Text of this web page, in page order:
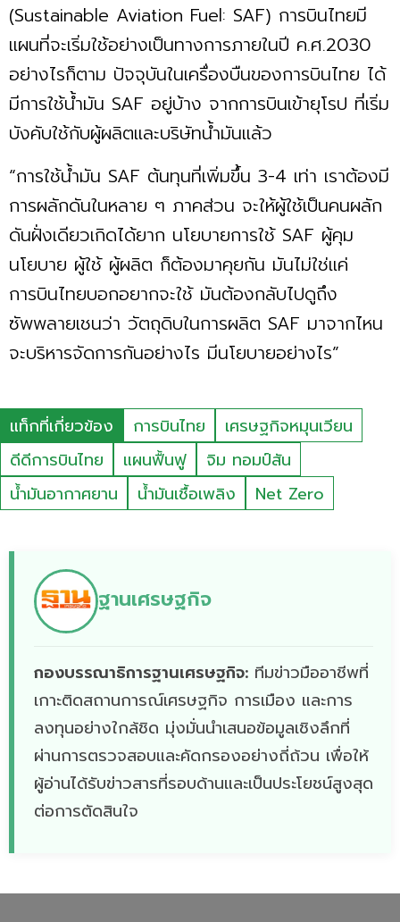
(Sustainable Aviation Fuel: SAF) การบินไทยมี
แผนที่จะเริ่มใช้อย่างเป็นทางการภายในปี ค.ศ.2030
อย่างไรก็ตาม ปัจจุบันในเครื่องบืนของการบินไทย ได้
มีการใช้นํ้ามัน SAF อยู่บ้าง จากการบินเข้ายุโรป ที่เริ่ม
บังคับใช้กับผู้ผลิตและบริษัทนํ้ามันแล้ว
“การใช้นํ้ามัน SAF ต้นทุนที่เพิ่มขึ้น 3-4 เท่า เราต้องมี
การผลักดันในหลาย ๆ ภาคส่วน จะให้ผู้ใช้เป็นคนผลัก
ดันฝั่งเดียวเกิดได้ยาก นโยบายการใช้ SAF ผู้คุม
นโยบาย ผู้ใช้ ผู้ผลิต ก็ต้องมาคุยกัน มันไม่ใช่แค่
การบินไทยบอกอยากจะใช้ มันต้องกลับไปดูถึง
ซัพพลายเชนว่า วัตถุดิบในการผลิต SAF มาจากไหน
จะบริหารจัดการกันอย่างไร มีนโยบายอย่างไร”
แท็กที่เกี่ยวข้อง การบินไทย
เศรษฐกิจหมุนเวียน
ดีดีการบินไทย
แผนฟื้นฟู
จิม ทอมป์สัน
น้ำมันอากาศยาน
น้ำมันเชื้อเพลิง Net Zero
ฐานเศรษฐกิจ
กองบรรณาธิการฐานเศรษฐกิจ: ทีมข่าวมืออาชีพที่
เกาะติดสถานการณ์เศรษฐกิจ การเมือง และการ
ลงทุนอย่างใกล้ชิด มุ่งมั่นนำเสนอข้อมูลเชิงลึกที่
ผ่านการตรวจสอบและคัดกรองอย่างถี่ถ้วน เพื่อให้
ผู้อ่านได้รับข่าวสารที่รอบด้านและเป็นประโยชน์สูงสุด
ต่อการตัดสินใจ